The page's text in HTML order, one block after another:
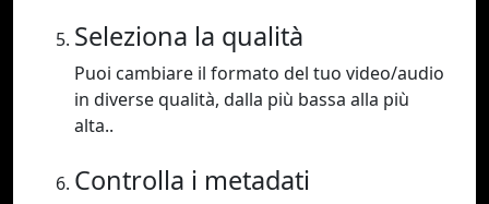
Seleziona la qualità
Puoi cambiare il formato del tuo video/audio
in diverse qualità, dalla più bassa alla più
alta..
Controlla i metadati